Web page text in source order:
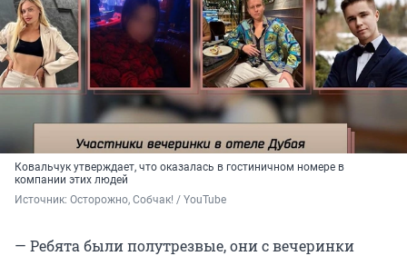
Ковальчук утверждает, что оказалась в гостиничном номере в
компании этих людей
Источник: Осторожно, Собчак! / YouTube
— Ребята были полутрезвые, они с вечеринки